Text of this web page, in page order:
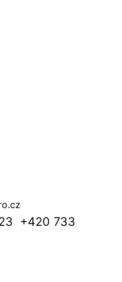
+420 733